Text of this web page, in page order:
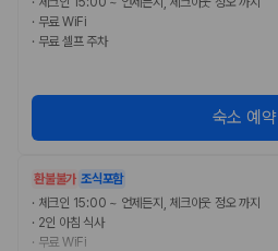
· 무료 WiFi
· 무료 셀프 주차
숙소 예약
환불불가 조식포함
· 체크인 15:00 ~ 언제든지, 체크아웃 정오 까지
· 2인 아침 식사
· 무료 WiFi